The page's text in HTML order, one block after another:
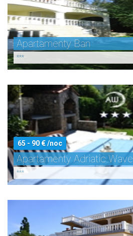
Apartamenty Ban
***
65 - 90 € /noc
Apartamenty Adriatic Wave
***